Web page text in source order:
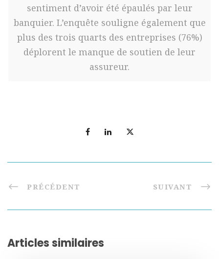
sentiment d’avoir été épaulés par leur
banquier. L’enquête souligne également que
plus des trois quarts des entreprises (76%)
déplorent le manque de soutien de leur
assureur.
PRÉCÉDENT SUIVANT
Articles similaires